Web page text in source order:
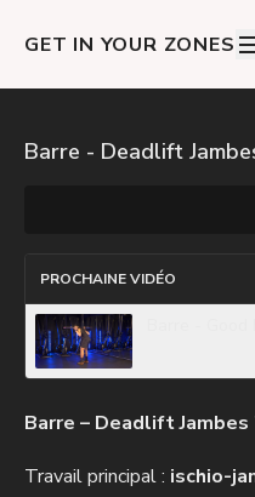
GET IN YOUR ZONES
Barre - Deadlift
PROCHAINE VIDÉO
Barre – Deadlift Jambes
Travail principal : ischio-